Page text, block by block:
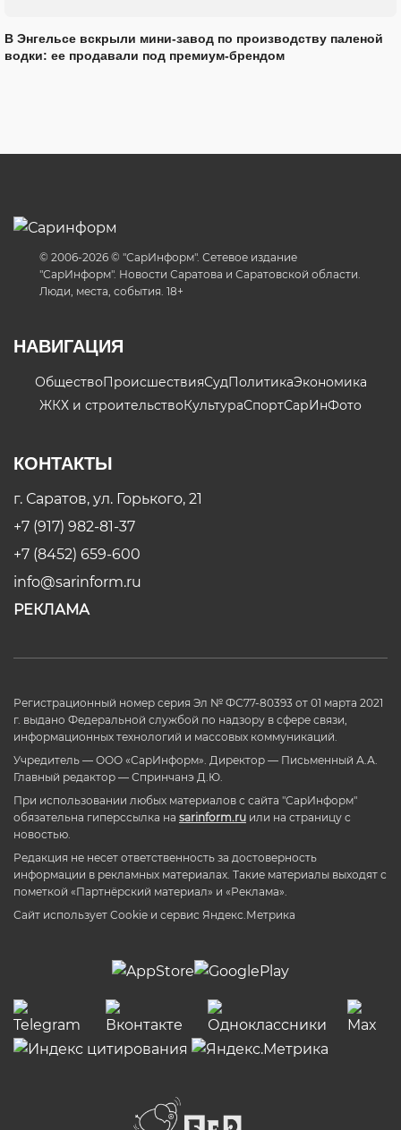
В Энгельсе вскрыли мини-завод по производству паленой
водки: ее продавали под премиум-брендом
© 2006-2026 © "СарИнформ". Сетевое издание
"СарИнформ". Новости Саратова и Саратовской области.
Люди, места, события. 18+
НАВИГАЦИЯ
ОбществоПроисшествияСудПолитикаЭкономика
ЖКХ и строительствоКультураСпортСарИнФото
КОНТАКТЫ
г. Саратов, ул. Горького, 21
+7 (917) 982-81-37
+7 (8452) 659-600
info@sarinform.ru
РЕКЛАМА
Регистрационный номер серия Эл № ФС77-80393 от 01 марта 2021
г. выдано Федеральной службой по надзору в сфере связи,
информационных технологий и массовых коммуникаций.
Учредитель — ООО «СарИнформ». Директор — Письменный А.А.
Главный редактор — Спринчанэ Д.Ю.
При использовании любых материалов с сайта "СарИнформ"
обязательна гиперссылка на sarinform.ru или на страницу с
новостью.
Редакция не несет ответственность за достоверность
информации в рекламных материалах. Такие материалы выходят с
пометкой «Партнёрский материал» и «Реклама».
Сайт использует Cookie и сервиc Яндекс.Метрика